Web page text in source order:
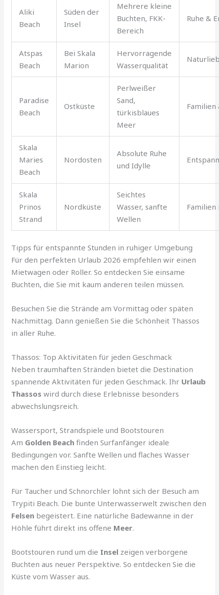
Aliki
Beach
Süden der
Insel
Mehrere kleine
Buchten, FKK-
Bereich
Ruhe &
Atspas
Beach
Bei Skala
Marion
Hervorragende
Wasserqualität
Paradise
Beach
Ostküste
Perlweißer
Sand,
türkisblaues
Meer
Familien
Skala
Maries
Beach
Nordosten
Absolute Ruhe
und Idylle
Skala
Prinos
Strand
Nordküste
Seichtes
Wasser, sanfte
Wellen
Tipps für entspannte Stunden in ruhiger Umgebung
Für den perfekten Urlaub 2026 empfehlen wir einen
Mietwagen oder Roller. So entdecken Sie einsame
Buchten, die Sie mit kaum anderen teilen müssen.
Besuchen Sie die Strände am Vormittag oder späten
Nachmittag. Dann genießen Sie die Schönheit Thassos
in aller Ruhe.
Thassos: Top Aktivitäten für jeden Geschmack
Neben traumhaften Stränden bietet die Destination
spannende Aktivitäten für jeden Geschmack. Ihr Urlaub
Thassos wird durch diese Erlebnisse besonders
abwechslungsreich.
Wassersport, Strandspiele und Bootstouren
Am Golden Beach finden Surfanfänger ideale
Bedingungen vor. Sanfte Wellen und flaches Wasser
machen den Einstieg leicht.
Für Taucher und Schnorchler lohnt sich der Besuch am
Trypiti Beach. Die bunte Unterwasserwelt zwischen den
Felsen begeistert. Eine natürliche Badewanne in der
Höhle führt direkt ins offene Meer.
Bootstouren rund um die Insel zeigen verborgene
Buchten aus neuer Perspektive. So entdecken Sie die
Küste vom Wasser aus.